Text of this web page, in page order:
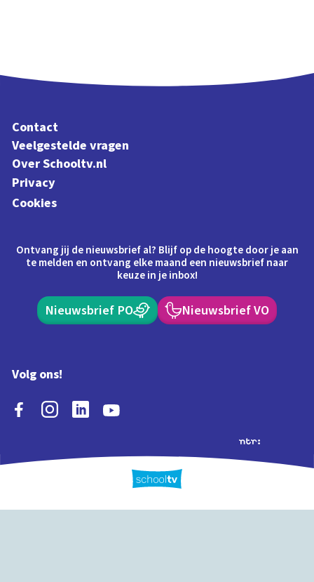
Contact
Veelgestelde vragen
Over Schooltv.nl
Privacy
Cookies
Ontvang jij de nieuwsbrief al? Blijf op de hoogte door je aan
te melden en ontvang elke maand een nieuwsbrief naar
keuze in je inbox!
Nieuwsbrief PO Nieuwsbrief VO
Volg ons!